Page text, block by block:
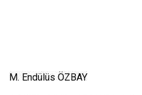
M. Endülüs ÖZBAY